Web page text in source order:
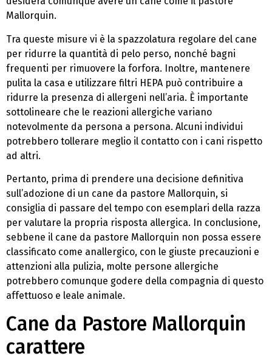
Mallorquin.
Tra queste misure vi è la spazzolatura regolare del cane
per ridurre la quantità di pelo perso, nonché bagni
frequenti per rimuovere la forfora. Inoltre, mantenere
pulita la casa e utilizzare filtri HEPA può contribuire a
ridurre la presenza di allergeni nell’aria. È importante
sottolineare che le reazioni allergiche variano
notevolmente da persona a persona. Alcuni individui
potrebbero tollerare meglio il contatto con i cani rispetto
ad altri.
Pertanto, prima di prendere una decisione definitiva
sull’adozione di un cane da pastore Mallorquin, si
consiglia di passare del tempo con esemplari della razza
per valutare la propria risposta allergica. In conclusione,
sebbene il cane da pastore Mallorquin non possa essere
classificato come anallergico, con le giuste precauzioni e
attenzioni alla pulizia, molte persone allergiche
potrebbero comunque godere della compagnia di questo
affettuoso e leale animale.
Cane da Pastore Mallorquin
carattere